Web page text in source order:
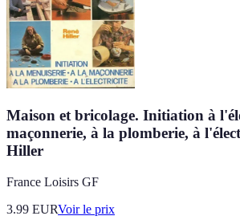
Maison et bricolage. Initiation à
maçonnerie, à la plomberie, à
Hiller
France Loisirs GF
3.99 EURVoir le prix